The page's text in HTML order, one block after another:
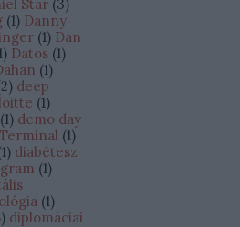
Star (3)
(1) Danny
(1) Dan
) Datos (1)
(1)
2) deep
(1)
(1) demo day
(1)
1) diabétesz
(1)
(1)
) diplomáciai